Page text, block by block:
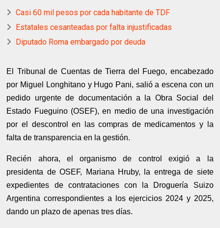
Casi 60 mil pesos por cada habitante de TDF
Estatales cesanteadas por falta injustificadas
Diputado Roma embargado por deuda
El Tribunal de Cuentas de Tierra del Fuego, encabezado
por Miguel Longhitano y Hugo Pani, salió a escena con un
pedido urgente de documentación a la Obra Social del
Estado Fueguino (OSEF), en medio de una investigación
por el descontrol en las compras de medicamentos y la
falta de transparencia en la gestión.
Recién ahora, el organismo de control exigió a la
presidenta de OSEF, Mariana Hruby, la entrega de siete
expedientes de contrataciones con la Droguería Suizo
Argentina correspondientes a los ejercicios 2024 y 2025,
dando un plazo de apenas tres días.